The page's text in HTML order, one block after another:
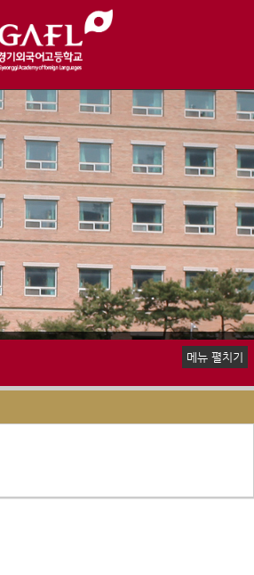
운영게시판메뉴 펼치기